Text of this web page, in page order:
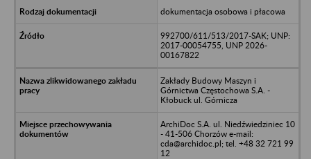
dokumentacja osobowa i płacowa
992700/611/513/2017-SAK; UNP:
2017-00054755, UNP 2026-
00167822
Zakłady Budowy Maszyn i
Górnictwa Częstochowa S.A. -
Kłobuck ul. Górnicza
ArchiDoc S.A. ul. Niedźwiedziniec 10
- 41-506 Chorzów e-mail:
cda@archidoc.pl; tel. +48 32 721 99
12